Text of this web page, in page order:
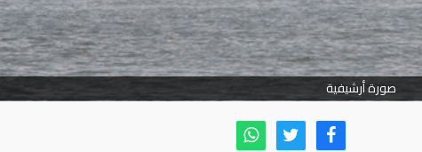
صورة أرشيفية